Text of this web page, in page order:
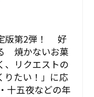
版第2弾！ 好
焼かないお菓
、リクエストの
りたい！」に応
十五夜などの年